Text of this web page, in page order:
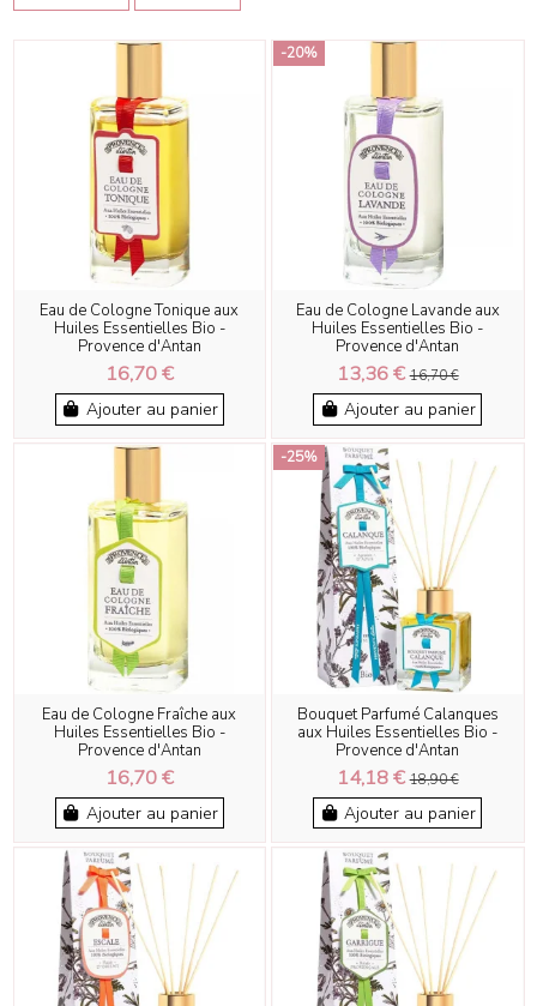
Eau de Cologne Tonique aux
Huiles Essentielles Bio -
Provence d'Antan
16,70 €
Ajouter au panier
-20%
Eau de Cologne Lavande aux
Huiles Essentielles Bio -
Provence d'Antan
13,36 €16,70 €
Ajouter au panier
Eau de Cologne Fraîche aux
Huiles Essentielles Bio -
Provence d'Antan
16,70 €
Ajouter au panier
-25%
Bouquet Parfumé Calanques
aux Huiles Essentielles Bio -
Provence d'Antan
14,18 €18,90 €
Ajouter au panier